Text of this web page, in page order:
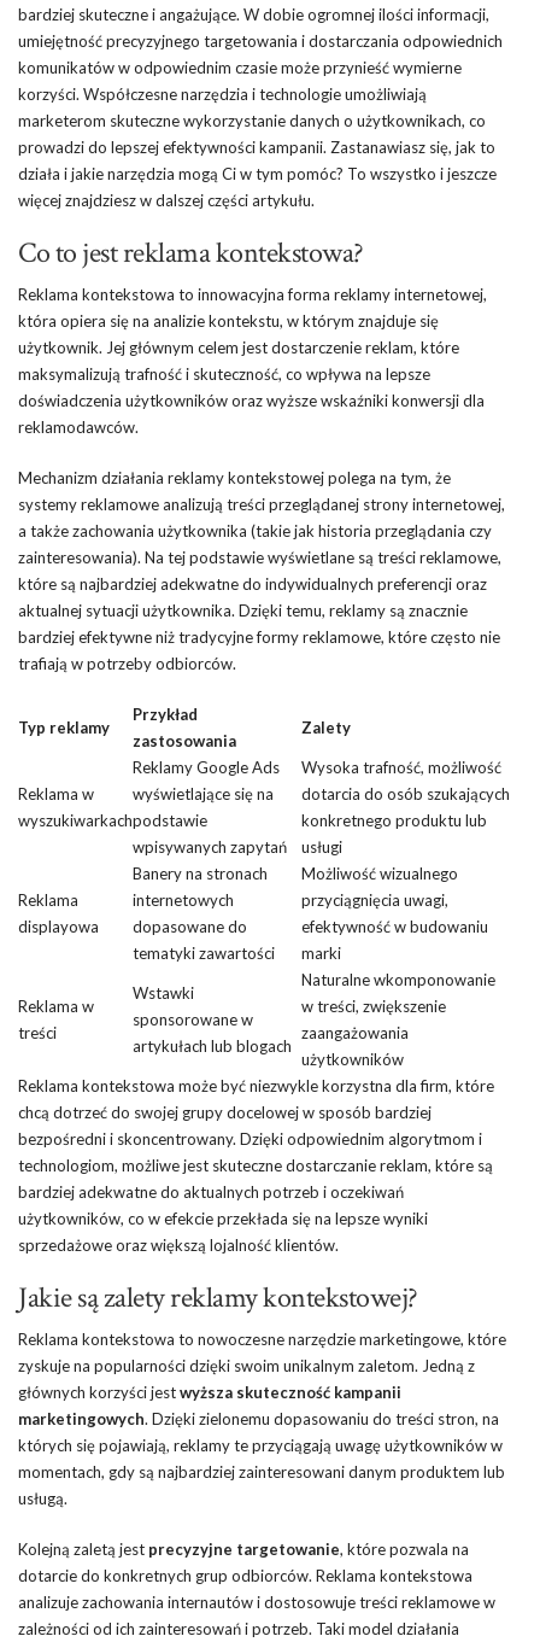
bardziej skuteczne i angażujące. W dobie ogromnej ilości informacji,
umiejętność precyzyjnego targetowania i dostarczania odpowiednich
komunikatów w odpowiednim czasie może przynieść wymierne
korzyści. Współczesne narzędzia i technologie umożliwiają
marketerom skuteczne wykorzystanie danych o użytkownikach, co
prowadzi do lepszej efektywności kampanii. Zastanawiasz się, jak to
działa i jakie narzędzia mogą Ci w tym pomóc? To wszystko i jeszcze
więcej znajdziesz w dalszej części artykułu.
Co to jest reklama kontekstowa?
Reklama kontekstowa to innowacyjna forma reklamy internetowej,
która opiera się na analizie kontekstu, w którym znajduje się
użytkownik. Jej głównym celem jest dostarczenie reklam, które
maksymalizują trafność i skuteczność, co wpływa na lepsze
doświadczenia użytkowników oraz wyższe wskaźniki konwersji dla
reklamodawców.
Mechanizm działania reklamy kontekstowej polega na tym, że
systemy reklamowe analizują treści przeglądanej strony internetowej,
a także zachowania użytkownika (takie jak historia przeglądania czy
zainteresowania). Na tej podstawie wyświetlane są treści reklamowe,
które są najbardziej adekwatne do indywidualnych preferencji oraz
aktualnej sytuacji użytkownika. Dzięki temu, reklamy są znacznie
bardziej efektywne niż tradycyjne formy reklamowe, które często nie
trafiają w potrzeby odbiorców.
Typ reklamy
Przykład
zastosowania
Zalety
Reklama w
wyszukiwarkach
Reklamy Google Ads
wyświetlające się na
podstawie
wpisywanych zapytań
Wysoka trafność, możliwość
dotarcia do osób szukających
konkretnego produktu lub
usługi
Reklama
displayowa
Banery na stronach
internetowych
dopasowane do
tematyki zawartości
Możliwość wizualnego
przyciągnięcia uwagi,
efektywność w budowaniu
marki
Reklama w
treści
Wstawki
sponsorowane w
artykułach lub blogach
Naturalne wkomponowanie
w treści, zwiększenie
zaangażowania
użytkowników
Reklama kontekstowa może być niezwykle korzystna dla firm, które
chcą dotrzeć do swojej grupy docelowej w sposób bardziej
bezpośredni i skoncentrowany. Dzięki odpowiednim algorytmom i
technologiom, możliwe jest skuteczne dostarczanie reklam, które są
bardziej adekwatne do aktualnych potrzeb i oczekiwań
użytkowników, co w efekcie przekłada się na lepsze wyniki
sprzedażowe oraz większą lojalność klientów.
Jakie są zalety reklamy kontekstowej?
Reklama kontekstowa to nowoczesne narzędzie marketingowe, które
zyskuje na popularności dzięki swoim unikalnym zaletom. Jedną z
głównych korzyści jestwyższa skuteczność kampanii
marketingowych. Dzięki zielonemu dopasowaniu do treści stron, na
których się pojawiają, reklamy te przyciągają uwagę użytkowników w
momentach, gdy są najbardziej zainteresowani danym produktem lub
usługą.
Kolejną zaletą jest precyzyjne targetowanie, które pozwala na
dotarcie do konkretnych grup odbiorców. Reklama kontekstowa
analizuje zachowania internautów i dostosowuje treści reklamowe w
zależności od ich zainteresowań i potrzeb. Taki model działania